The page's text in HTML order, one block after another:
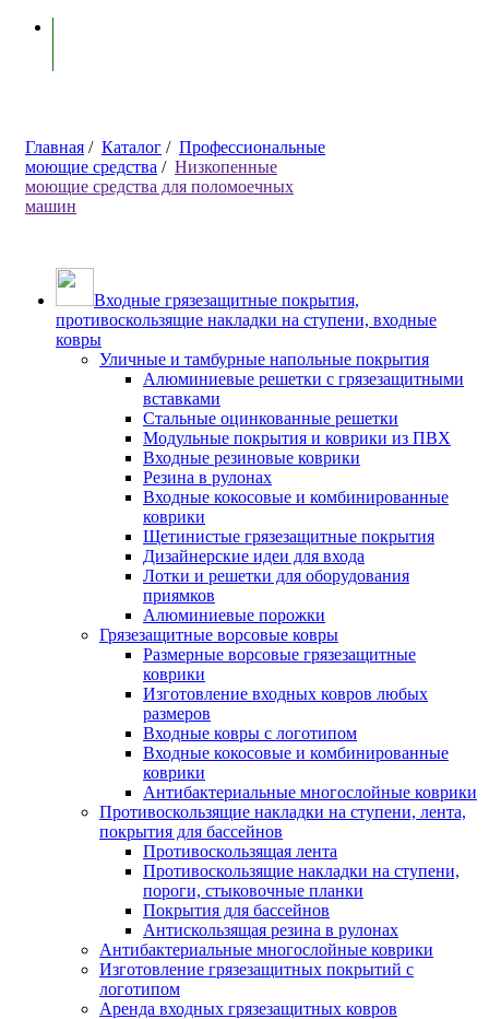
Главная / Каталог / Профессиональные
моющие средства / Низкопенные
моющие средства для поломоечных
машин
Входные грязезащитные покрытия,
противоскользящие накладки на ступени, входные
ковры
Уличные и тамбурные напольные покрытия
Алюминиевые решетки с грязезащитными
вставками
Стальные оцинкованные решетки
Модульные покрытия и коврики из ПВХ
Входные резиновые коврики
Резина в рулонах
Входные кокосовые и комбинированные
коврики
Щетинистые грязезащитные покрытия
Дизайнерские идеи для входа
Лотки и решетки для оборудования
приямков
Алюминиевые порожки
Грязезащитные ворсовые ковры
Размерные ворсовые грязезащитные
коврики
Изготовление входных ковров любых
размеров
Входные ковры с логотипом
Входные кокосовые и комбинированные
коврики
Антибактериальные многослойные коврики
Противоскользящие накладки на ступени, лента,
покрытия для бассейнов
Противоскользящая лента
Противоскользящие накладки на ступени,
пороги, стыковочные планки
Покрытия для бассейнов
Антискользящая резина в рулонах
Антибактериальные многослойные коврики
Изготовление грязезащитных покрытий с
логотипом
Аренда входных грязезащитных ковров